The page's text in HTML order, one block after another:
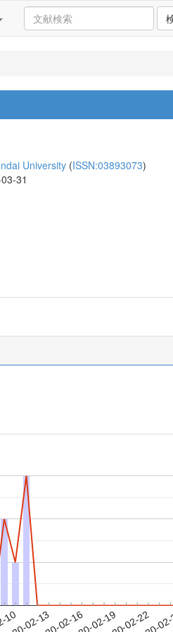
University (ISSN:03893073)
31